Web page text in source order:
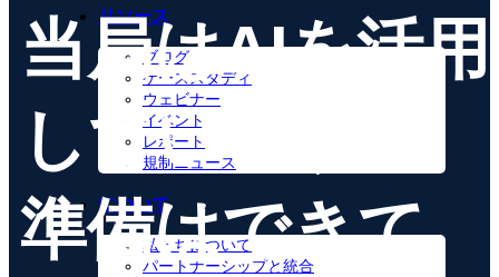
リソース
ブログ
ケーススタディ
ウェビナー
イベント
レポート
規制ニュース
について
私たちについて
パートナーシップと統合
当局はAIを活用
しています。
準備はできて